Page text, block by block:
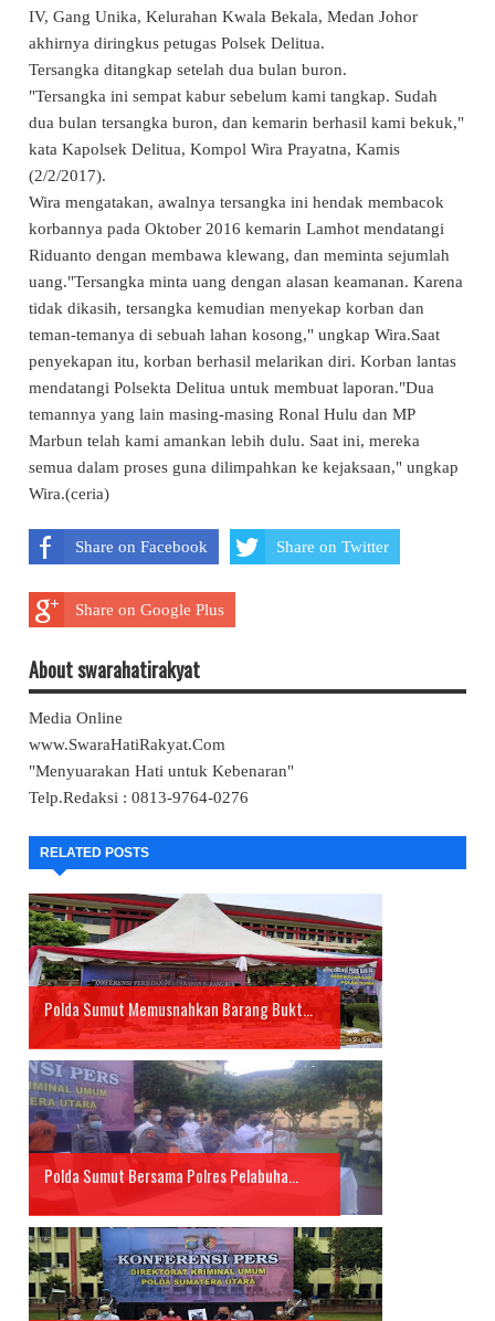
IV, Gang Unika, Kelurahan Kwala Bekala, Medan Johor
akhirnya diringkus petugas Polsek Delitua.
Tersangka ditangkap setelah dua bulan buron.
"Tersangka ini sempat kabur sebelum kami tangkap. Sudah
dua bulan tersangka buron, dan kemarin berhasil kami bekuk,"
kata Kapolsek Delitua, Kompol Wira Prayatna, Kamis
(2/2/2017).
Wira mengatakan, awalnya tersangka ini hendak membacok
korbannya pada Oktober 2016 kemarin Lamhot mendatangi
Riduanto dengan membawa klewang, dan meminta sejumlah
uang."Tersangka minta uang dengan alasan keamanan. Karena
tidak dikasih, tersangka kemudian menyekap korban dan
teman-temanya di sebuah lahan kosong," ungkap Wira.Saat
penyekapan itu, korban berhasil melarikan diri. Korban lantas
mendatangi Polsekta Delitua untuk membuat laporan."Dua
temannya yang lain masing-masing Ronal Hulu dan MP
Marbun telah kami amankan lebih dulu. Saat ini, mereka
semua dalam proses guna dilimpahkan ke kejaksaan," ungkap
Wira.(ceria)
Share on Facebook Share on Twitter
Share on Google Plus
About swarahatirakyat
Media Online
www.SwaraHatiRakyat.Com
"Menyuarakan Hati untuk Kebenaran"
Telp.Redaksi : 0813-9764-0276
RELATED POSTS
Polda Sumut Memusnahkan Barang Bukt...
Polda Sumut Bersama Polres Pelabuha...